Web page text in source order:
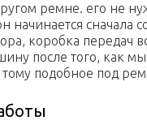
ремне. его не
начинается сначала
коробка передач
после того, как
подобное под